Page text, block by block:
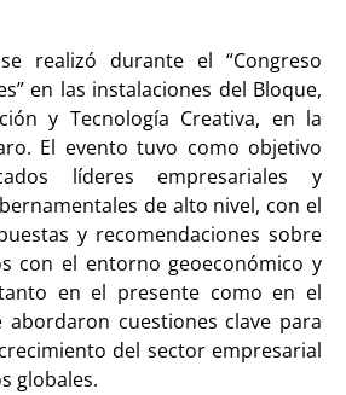
realizó durante el “Congreso
en las instalaciones del Bloque,
y Tecnología Creativa, en la
El evento tuvo como objetivo
líderes empresariales y
de alto nivel, con el
y recomendaciones sobre
con el entorno geoeconómico y
en el presente como en el
abordaron cuestiones clave para
del sector empresarial
globales.